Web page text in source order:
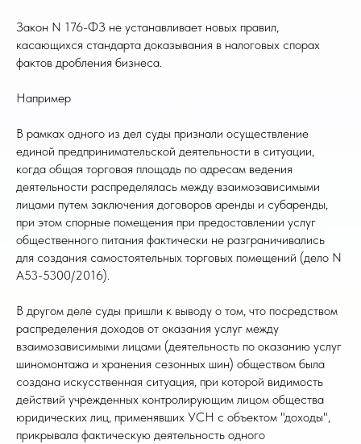
Закон N 176-ФЗ не устанавливает новых правил,
касающихся стандарта доказывания в налоговых спорах
фактов дробления бизнеса.
Например
В рамках одного из дел суды признали осуществление
единой предпринимательской деятельности в ситуации,
когда общая торговая площадь по адресам ведения
деятельности распределялась между взаимозависимыми
лицами путем заключения договоров аренды и субаренды,
при этом спорные помещения при предоставлении услуг
общественного питания фактически не разграничивались
для создания самостоятельных торговых помещений (дело N
А53-5300/2016).
В другом деле суды пришли к выводу о том, что посредством
распределения доходов от оказания услуг между
взаимозависимыми лицами (деятельность по оказанию услуг
шиномонтажа и хранения сезонных шин) обществом была
создана искусственная ситуация, при которой видимость
действий учрежденных контролирующим лицом общества
юридических лиц, применявших УСН с объектом "доходы",
прикрывала фактическую деятельность одного